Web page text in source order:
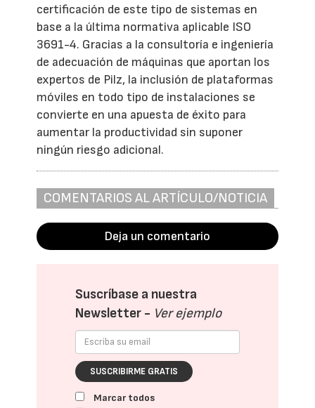
certificación de este tipo de sistemas en
base a la última normativa aplicable ISO
3691-4. Gracias a la consultoría e ingeniería
de adecuación de máquinas que aportan los
expertos de Pilz, la inclusión de plataformas
móviles en todo tipo de instalaciones se
convierte en una apuesta de éxito para
aumentar la productividad sin suponer
ningún riesgo adicional.
COMENTARIOS AL ARTÍCULO/NOTICIA
Deja un comentario
Suscríbase a nuestra
Newsletter - Ver ejemplo
SUSCRIBIRME GRATIS
Marcar todos